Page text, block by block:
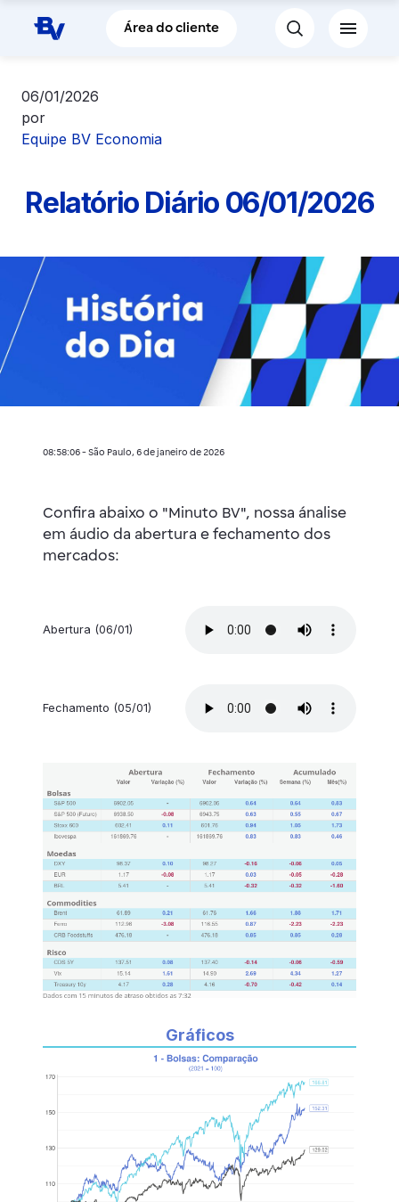
Pular para o Conteúdo principal
Área do cliente
06/01/2026
por
Equipe BV Economia
Relatório Diário 06/01/2026
08:58:06 - São Paulo, 6 de janeiro de 2026
Confira abaixo o "Minuto BV", nossa ánalise
em áudio da abertura e fechamento dos
mercados:
Abertura (06/01)
Fechamento (05/01)
Gráficos